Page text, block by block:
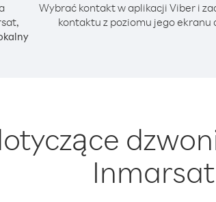
Wybrać kontakt w aplikacji Viber i
kontaktu z poziomu jego ekranu
Inmarsat